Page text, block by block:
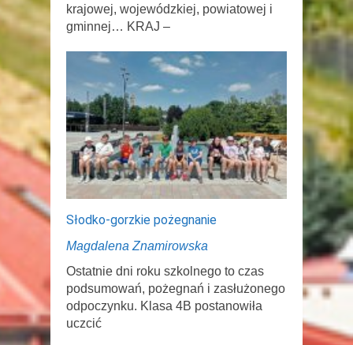
krajowej, wojewódzkiej, powiatowej i
gminnej… KRAJ –
Słodko-gorzkie pożegnanie
Magdalena Znamirowska
Ostatnie dni roku szkolnego to czas
podsumowań, pożegnań i zasłużonego
odpoczynku. Klasa 4B postanowiła
uczcić